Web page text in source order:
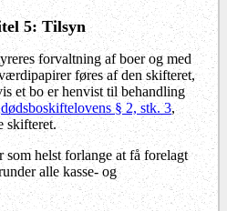
5: Tilsyn
forvaltning af boer og med
føres af den skifteret,
et bo er henvist til behandling
dødsboskiftelovens § 2, stk. 3,
skifteret.
som helst forlange at få forelagt
alle kasse- og